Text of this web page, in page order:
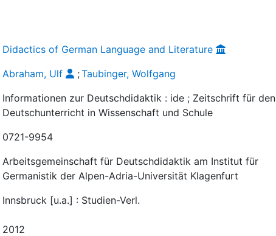
Didactics of German Language and Literature
Abraham, Ulf ;Taubinger, Wolfgang
Informationen zur Deutschdidaktik : ide ; Zeitschrift für den
Deutschunterricht in Wissenschaft und Schule
0721-9954
Arbeitsgemeinschaft für Deutschdidaktik am Institut für
Germanistik der Alpen-Adria-Universität Klagenfurt
Innsbruck [u.a.] : Studien-Verl.
2012